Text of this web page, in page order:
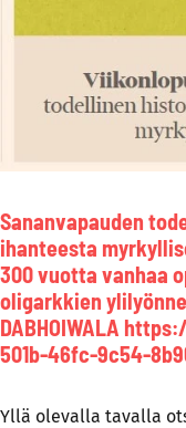
Sananvapauden
ihanteesta
300 vuotta vanhaa
oligarkkien
DABHOIWALA
501b-46fc-9c54-
Yllä olevalla tavalla